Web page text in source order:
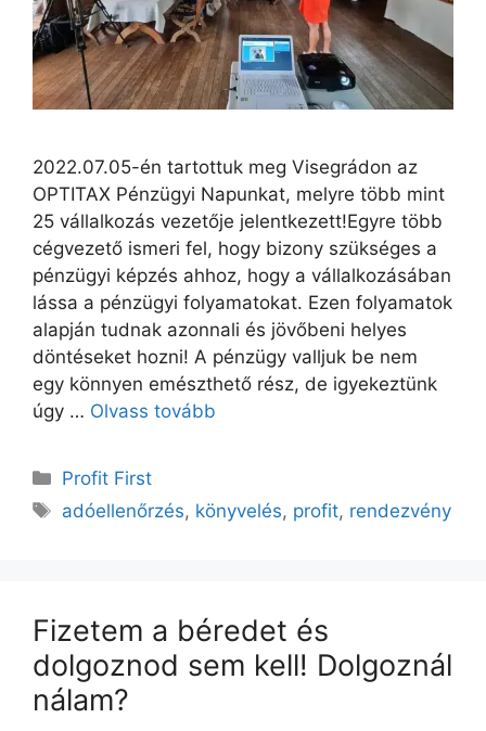
2022.07.05-én tartottuk meg Visegrádon az
OPTITAX Pénzügyi Napunkat, melyre több mint
25 vállalkozás vezetője jelentkezett!Egyre több
cégvezető ismeri fel, hogy bizony szükséges a
pénzügyi képzés ahhoz, hogy a vállalkozásában
lássa a pénzügyi folyamatokat. Ezen folyamatok
alapján tudnak azonnali és jövőbeni helyes
döntéseket hozni! A pénzügy valljuk be nem
egy könnyen emészthető rész, de igyekeztünk
úgy … Olvass tovább
Profit First
adóellenőrzés, könyvelés, profit, rendezvény
Fizetem a béredet és
dolgoznod sem kell! Dolgoznál
nálam?